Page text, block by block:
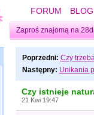
FORUM BLOG
Zaproś znajomą na
Poprzedni: Czy
Następny: Unikania
Czy istnieje
21 Kwi 19:47